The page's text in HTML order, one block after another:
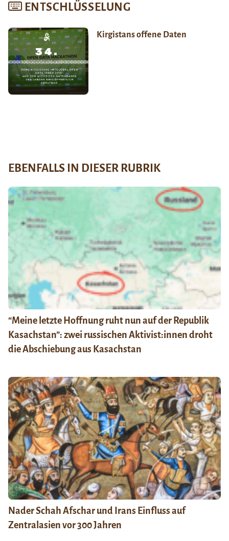
ENTSCHLÜSSELUNG
Kirgistans offene Daten
EBENFALLS IN DIESER RUBRIK
“Meine letzte Hoffnung ruht nun auf der Republik
Kasachstan”: zwei russischen Aktivist:innen droht
die Abschiebung aus Kasachstan
Nader Schah Afschar und Irans Einfluss auf
Zentralasien vor 300 Jahren